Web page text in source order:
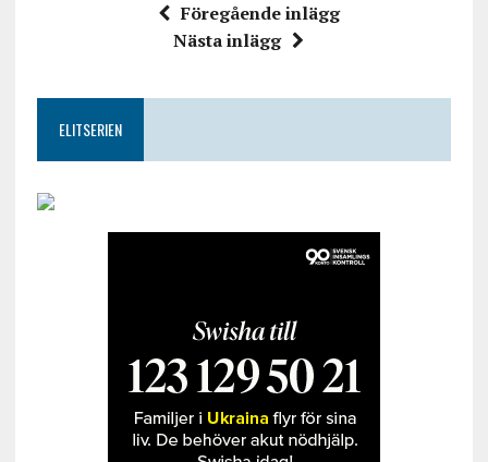
Föregående inlägg
Nästa inlägg
ELITSERIEN